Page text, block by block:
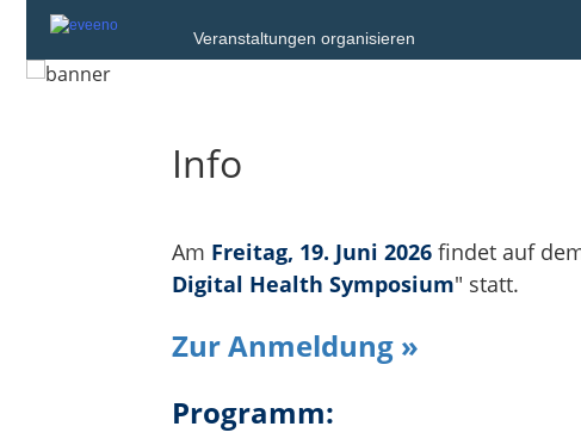
Veranstaltungen organisieren
Info
Am Freitag, 19. Juni 2026 findet auf
Digital Health Symposium" statt.
Zur Anmeldung »
Programm: